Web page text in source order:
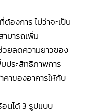
องการ ไม่ว่าจะเป็น
มารถเพิ่ม
วยลดความยาวของ
ประสิทธิภาพการ
าของอาคารให้กับ
นได้ 3 รูปแบบ